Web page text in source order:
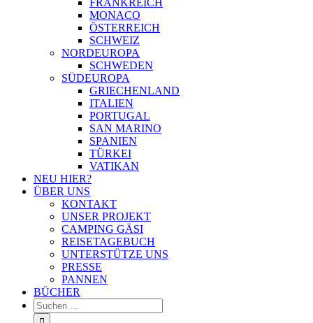
FRANKREICH
MONACO
ÖSTERREICH
SCHWEIZ
NORDEUROPA
SCHWEDEN
SÜDEUROPA
GRIECHENLAND
ITALIEN
PORTUGAL
SAN MARINO
SPANIEN
TÜRKEI
VATIKAN
NEU HIER?
ÜBER UNS
KONTAKT
UNSER PROJEKT
CAMPING GÄSI
REISETAGEBUCH
UNTERSTÜTZE UNS
PRESSE
PANNEN
BÜCHER
Suche
nach: